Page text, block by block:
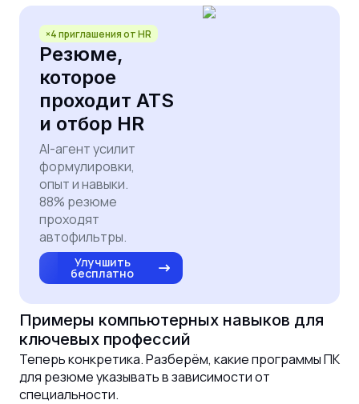
×4 приглашения от HR
Резюме,
которое
проходит ATS
и отбор HR
AI-агент усилит
формулировки,
опыт и навыки.
88% резюме
проходят
автофильтры.
Улучшить
бесплатно
Примеры компьютерных навыков для
ключевых профессий
Теперь конкретика. Разберём, какие программы ПК
для резюме указывать в зависимости от
специальности.